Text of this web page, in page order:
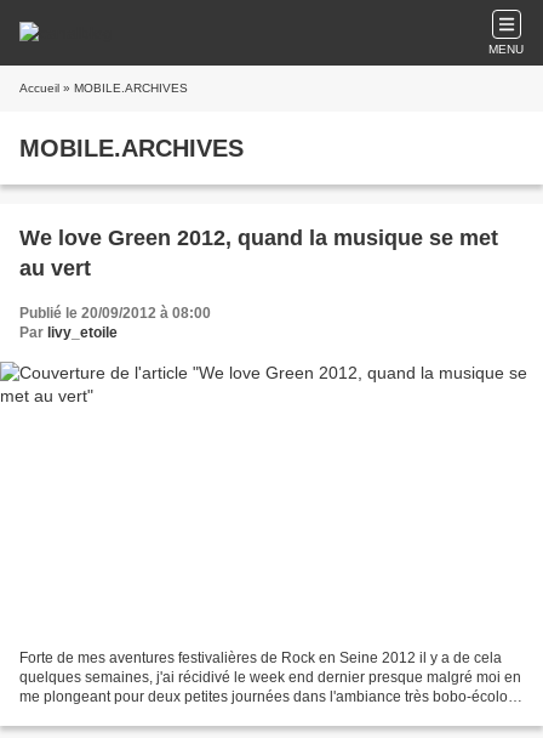
MENU
Accueil » MOBILE.ARCHIVES
MOBILE.ARCHIVES
We love Green 2012, quand la musique se met
au vert
Publié le 20/09/2012 à 08:00
Par livy_etoile
Forte de mes aventures festivalières de Rock en Seine 2012 il y a de cela
quelques semaines, j'ai récidivé le week end dernier presque malgré moi en
me plongeant pour deux petites journées dans l'ambiance très bobo-écolo